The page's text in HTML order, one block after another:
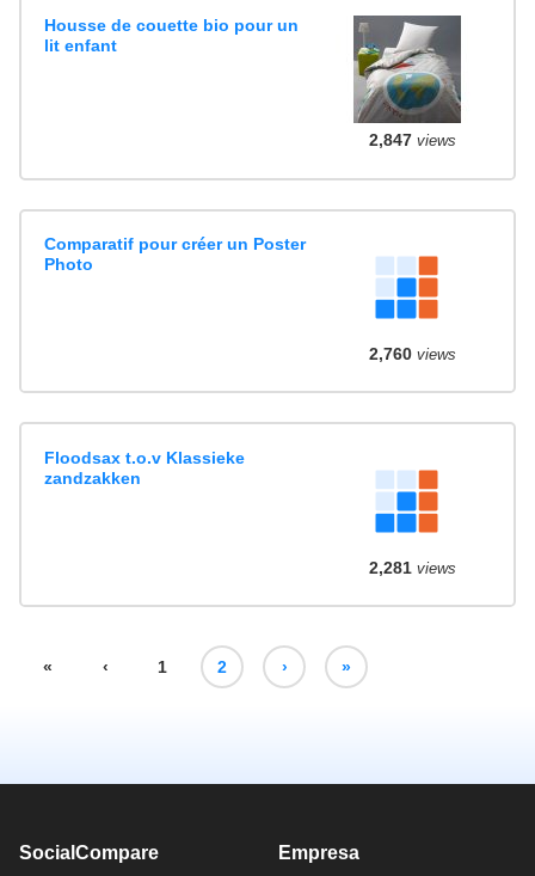
Housse de couette bio pour un
lit enfant
2,847views
Comparatif pour créer un Poster
Photo
2,760views
Floodsax t.o.v Klassieke
zandzakken
2,281views
« ‹ 1 2 › »
SocialCompare Empresa